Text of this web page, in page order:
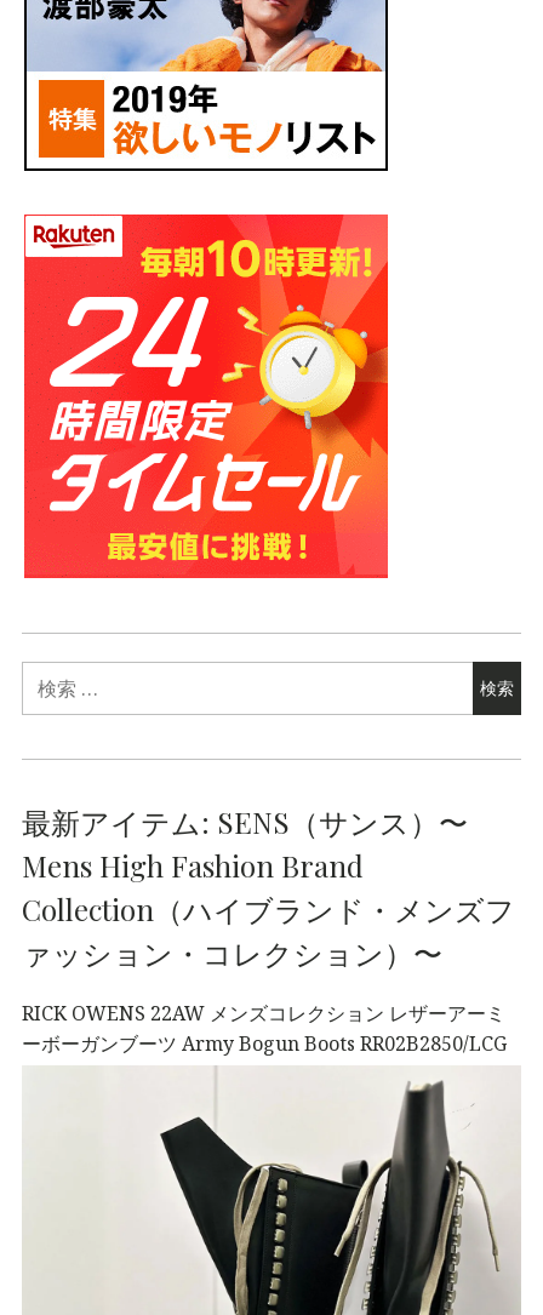
最新アイテム: SENS（サンス）〜
Mens High Fashion Brand
Collection（ハイブランド・メンズフ
ァッション・コレクション）〜
RICK OWENS 22AW メンズコレクション レザーアーミ
ーボーガンブーツ Army Bogun Boots RR02B2850/LCG